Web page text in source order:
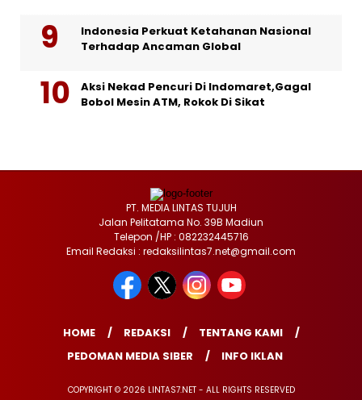
Indonesia Perkuat Ketahanan Nasional
Terhadap Ancaman Global
Aksi Nekad Pencuri Di Indomaret,Gagal
Bobol Mesin ATM, Rokok Di Sikat
PT. MEDIA LINTAS TUJUH
Jalan Pelitatama No. 39B Madiun
Telepon /HP : 082232445716
Email Redaksi : redaksilintas7.net@gmail.com
HOME REDAKSI
TENTANG KAMI
PEDOMAN MEDIA SIBER
INFO IKLAN
COPYRIGHT © 2026 LINTAS7.NET - ALL RIGHTS RESERVED